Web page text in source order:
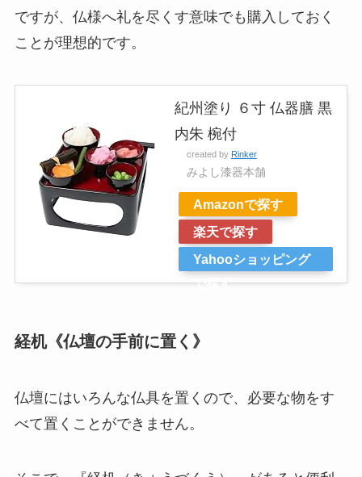
ですが、仏様へ礼を尽くす意味でも購入しておく
ことが理想的です。
紀州塗り ６寸 仏器膳 黒
内朱 椀付
created by Rinker
みよし漆器本舗
Amazonで探す
楽天で探す
Yahooショッピング
で探す
経机《仏壇の手前に置く》
仏壇にはいろんな仏具を置くので、必要な物をす
べて置くことができません。